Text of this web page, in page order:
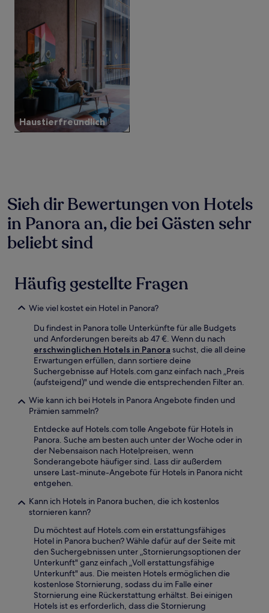
gefunden
wurde.
Preise
und
Verfügbarkeiten
können
ändern.
können
zusätzliche
Haustier­freundlich
Sieh dir Bewertungen von Hotels
in Panora an, die bei Gästen sehr
beliebt sind
Häufig gestellte Fragen
Wie viel kostet ein Hotel in Panora?
Du findest in Panora tolle Unterkünfte für alle Budgets
und Anforderungen bereits ab 47 €. Wenn du nach
erschwinglichen Hotels in Panora suchst, die all deine
Erwartungen erfüllen, dann sortiere deine
Suchergebnisse auf Hotels.com ganz einfach nach „Preis
(aufsteigend)" und wende die entsprechenden Filter an.
Wie kann ich bei Hotels in Panora Angebote finden und
Prämien sammeln?
Entdecke auf Hotels.com tolle Angebote für Hotels in
Panora. Suche am besten auch unter der Woche oder in
der Nebensaison nach Hotelpreisen, wenn
Sonderangebote häufiger sind. Lass dir außerdem
unsere Last-minute-Angebote für Hotels in Panora nicht
entgehen.
Kann ich Hotels in Panora buchen, die ich kostenlos
stornieren kann?
Du möchtest auf Hotels.com ein erstattungsfähiges
Hotel in Panora buchen? Wähle dafür auf der Seite mit
den Suchergebnissen unter „Stornierungsoptionen der
Unterkunft" ganz einfach „Voll erstattungsfähige
Unterkunft" aus. Die meisten Hotels ermöglichen die
kostenlose Stornierung, sodass du im Falle einer
Stornierung eine Rückerstattung erhältst. Bei einigen
Hotels ist es erforderlich, dass die Stornierung